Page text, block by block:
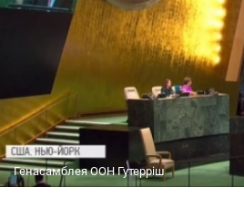
Генасамблея ООН Гутерріш